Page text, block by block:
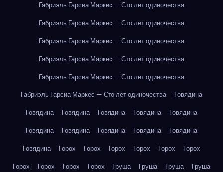
Габриэль Гарсиа Маркес — Сто лет одиночества
Габриэль Гарсиа Маркес — Сто лет одиночества
Габриэль Гарсиа Маркес — Сто лет одиночества
Габриэль Гарсиа Маркес — Сто лет одиночества
Габриэль Гарсиа Маркес — Сто лет одиночества
Габриэль Гарсиа Маркес — Сто лет одиночества
Говядина
Говядина
Говядина Говядина Говядина
Говядина
Говядина
Говядина Говядина Говядина
Говядина
Говядина
Горох Горох Горох Горох Горох
Горох
Горох
Горох Горох Горох Груша Груша Груша
Груша